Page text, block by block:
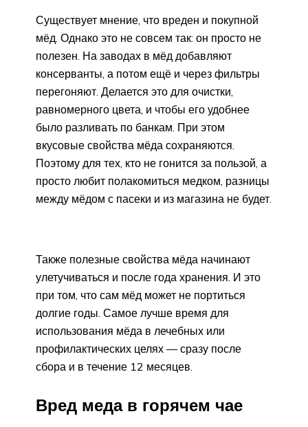
Существует мнение, что вреден и покупной
мёд. Однако это не совсем так: он просто не
полезен. На заводах в мёд добавляют
консерванты, а потом ещё и через фильтры
перегоняют. Делается это для очистки,
равномерного цвета, и чтобы его удобнее
было разливать по банкам. При этом
вкусовые свойства мёда сохраняются.
Поэтому для тех, кто не гонится за пользой, а
просто любит полакомиться медком, разницы
между мёдом с пасеки и из магазина не будет.
Также полезные свойства мёда начинают
улетучиваться и после года хранения. И это
при том, что сам мёд может не портиться
долгие годы. Самое лучше время для
использования мёда в лечебных или
профилактических целях — сразу после
сбора и в течение 12 месяцев.
Вред меда в горячем чае